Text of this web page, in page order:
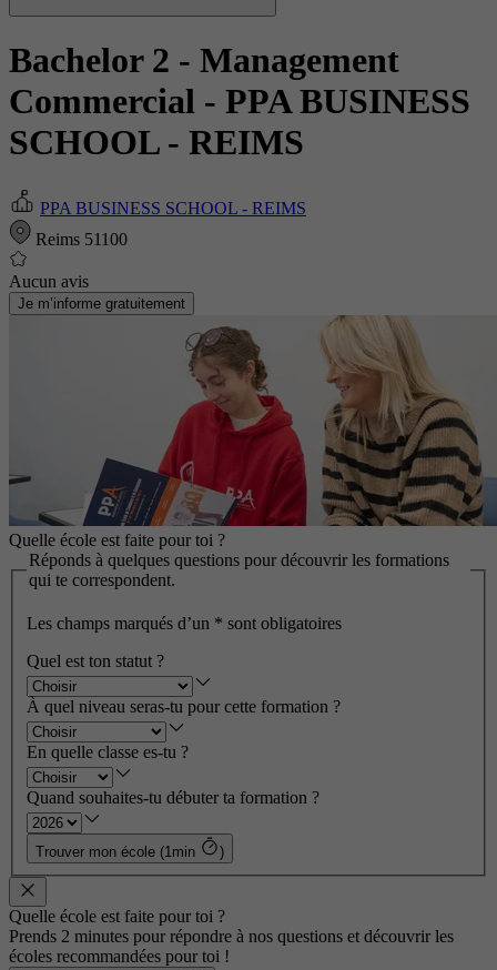
Bachelor 2 - Management
Commercial - PPA BUSINESS
SCHOOL - REIMS
PPA BUSINESS SCHOOL - REIMS
Reims 51100
Aucun avis
Je m’informe gratuitement
Quelle école est faite pour toi ?
Réponds à quelques questions pour découvrir les formations
qui te correspondent.
Les champs marqués d’un * sont obligatoires
Quel est ton statut ?
À quel niveau seras-tu pour cette formation ?
En quelle classe es-tu ?
Quand souhaites-tu débuter ta formation ?
Trouver mon école (1min )
Quelle école est faite pour toi ?
Prends 2 minutes pour répondre à nos questions et découvrir les
écoles recommandées pour toi !